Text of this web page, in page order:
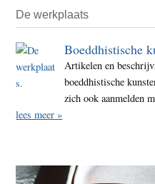
De werkplaats
Boeddhistische
Artikelen en
boeddhistische
zich ook aanmelden
lees meer »